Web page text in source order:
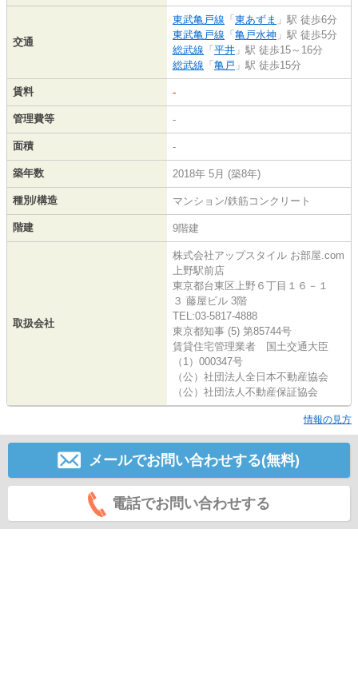
交通
東武亀戸線 「 東あずま 」駅 徒歩6分
東武亀戸線 「 亀戸水神 」駅 徒歩5分
総武線 「 平井 」駅 徒歩15～16分
総武線 「 亀戸 」駅 徒歩15分
賃料 -
管理費等 -
面積 -
築年数 2018年 5月 (築8年)
種別/構造 マンション/鉄筋コンクリート
階建 9階建
取扱会社
株式会社アップスタイル お部屋.com
上野駅前店
東京都台東区上野６丁目１６－１
３ 藤屋ビル 3階
TEL:03-5817-4888
東京都知事 (5) 第85744号
賃貸住宅管理業者 国土交通大臣
（1）000347号
（公）社団法人全日本不動産協会
（公）社団法人不動産保証協会
情報の見方
メールでお問い合わせする(無料)
電話でお問い合わせする